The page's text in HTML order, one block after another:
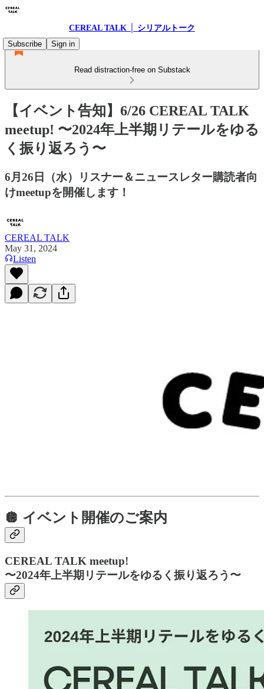
CEREAL TALK │ シリアルトーク
Subscribe
Sign in
Read distraction-free on Substack
【イベント告知】6/26 CEREAL TALK
meetup! 〜2024年上半期リテールをゆる
く振り返ろう〜
6月26日（水）リスナー＆ニュースレター購読者向
けmeetupを開催します！
CEREAL TALK
May 31, 2024
Listen
🪩 イベント開催のご案内
CEREAL TALK meetup!
〜2024年上半期リテールをゆるく振り返ろう〜